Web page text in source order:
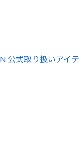
公式取り扱いアイテ